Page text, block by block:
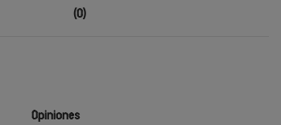
(0)
Opiniones